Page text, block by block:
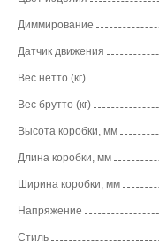
Диммирование
Датчик движения
Вес нетто (кг)
Вес брутто (кг)
Высота коробки, мм
Длина коробки, мм
Ширина коробки, мм
Напряжение
Стиль